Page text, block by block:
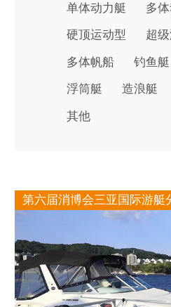
单体动力艇 多
硬顶运动型 超
多体帆船 钓鱼艇
浮筒艇 造浪艇
其他
第六届消博会三亚国际游艇